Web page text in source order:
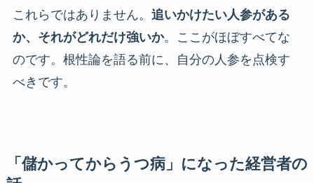
これらではありません。 追いかけたい人参がある
か、それがどれだけ強いか。ここがほぼすべてな
のです。根性論を語る前に、自分の人参を点検す
べきです。
「儲かってからうつ病」になった経営者の